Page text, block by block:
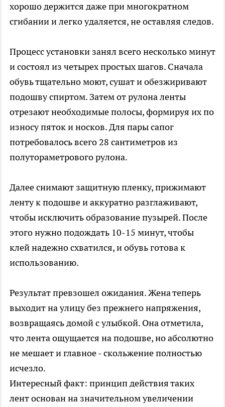
хорошо держится даже при многократном
сгибании и легко удаляется, не оставляя следов.
Процесс установки занял всего несколько минут
и состоял из четырех простых шагов. Сначала
обувь тщательно моют, сушат и обезжиривают
подошву спиртом. Затем от рулона ленты
отрезают необходимые полосы, формируя их по
износу пяток и носков. Для пары сапог
потребовалось всего 28 сантиметров из
полутораметрового рулона.
Далее снимают защитную пленку, прижимают
ленту к подошве и аккуратно разглаживают,
чтобы исключить образование пузырей. После
этого нужно подождать 10-15 минут, чтобы
клей надежно схватился, и обувь готова к
использованию.
Результат превзошел ожидания. Жена теперь
выходит на улицу без прежнего напряжения,
возвращаясь домой с улыбкой. Она отметила,
что лента ощущается на подошве, но абсолютно
не мешает и главное - скольжение полностью
исчезло.
Интересный факт: принцип действия таких
лент основан на значительном увеличении